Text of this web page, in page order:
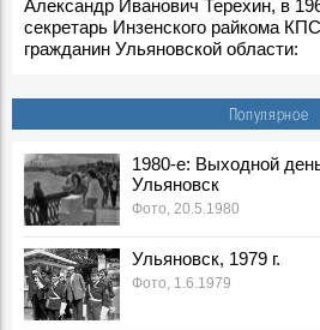
Александр Иванович Терехин, в
секретарь Инзенского райкома
гражданин Ульяновской области:
По ульяновскому проекту
События, 7 Августа 1977
7 августа 1980 года погиб в
Владимир Лаптев
События, 7 Августа 1980
Телеграмма
События, 7 Августа 1981
Сюда идут миллионы
События, 7 Августа 1982
Популярное
1980-е: Выходной
Ульяновск
Фото, 20.5.1980
Ульяновск, 1979 г.
Фото, 1.6.1979